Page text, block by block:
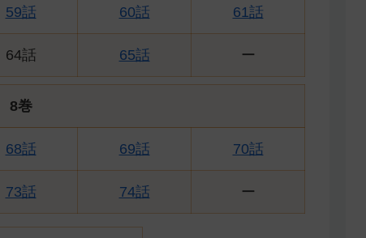
59話 60話 61話
64話 65話 ー
8巻
68話 69話 70話
73話 74話 ー